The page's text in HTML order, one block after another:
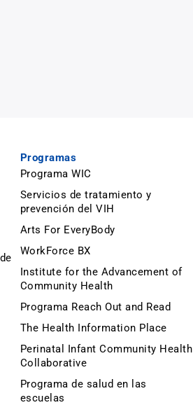
Programas
Programa WIC
Servicios de tratamiento y
prevención del VIH
Arts For EveryBody
WorkForce BX
Institute for the Advancement of
Community Health
Programa Reach Out and Read
The Health Information Place
Perinatal Infant Community Health
Collaborative
Programa de salud en las
escuelas